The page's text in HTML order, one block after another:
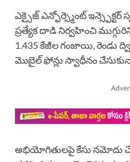
ఎక్సైజ్ ఎన్ఫోర్స్మెంట్ ఇన్స్పెక్టర్
ప్రత్యేక దాడి నిర్వహించి
1.435 కేజీల గంజాయి, రెండు
మొబైల్ ఫోన్లు స్వాధీనం
అభియోగితులపై కేసు నమోదు